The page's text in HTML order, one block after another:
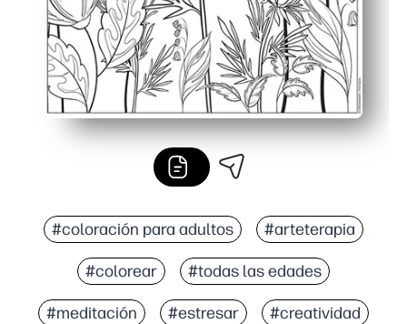
#coloración para adultos #arteterapia
#colorear #todas las edades
#meditación #estresar #creatividad